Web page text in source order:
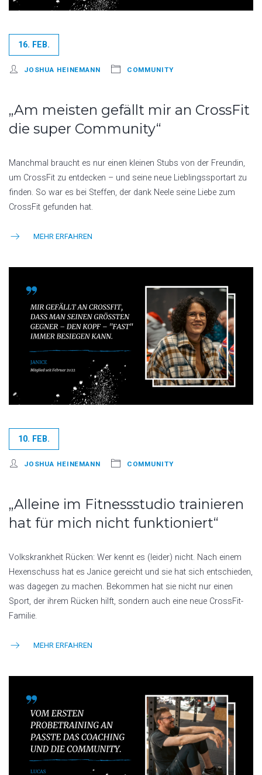
16. FEB.
JOSHUA HEINEMANN COMMUNITY
„Am meisten gefällt mir an CrossFit
die super Community“
Manchmal braucht es nur einen kleinen Stubs von der Freundin,
um CrossFit zu entdecken – und seine neue Lieblingssportart zu
finden. So war es bei Steffen, der dank Neele seine Liebe zum
CrossFit gefunden hat.
MEHR ERFAHREN
10. FEB.
JOSHUA HEINEMANN COMMUNITY
„Alleine im Fitnessstudio trainieren
hat für mich nicht funktioniert“
Volkskrankheit Rücken: Wer kennt es (leider) nicht. Nach einem
Hexenschuss hat es Janice gereicht und sie hat sich entschieden,
was dagegen zu machen. Bekommen hat sie nicht nur einen
Sport, der ihrem Rücken hilft, sondern auch eine neue CrossFit-
Familie.
MEHR ERFAHREN